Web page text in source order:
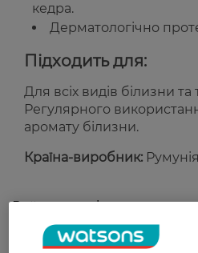
кедра.
Дерматологічно
Підходить для:
Для всіх видів білизни та
Регулярного
аромату білизни.
Країна-виробник: Румунія
Рейтинг та відгуки